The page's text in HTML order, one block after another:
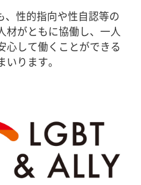
、性的指向や性自認等の
材がともに協働し、一人
心して働くことができる
ります。